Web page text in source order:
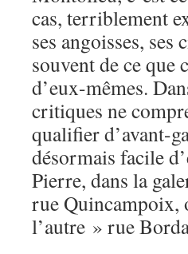
cas, terriblement
ses angoisses,
souvent de ce que
d’eux-mêmes.
critiques ne
qualifier d’avant-
désormais facile
Pierre, dans la
rue Quincampoix,
l’autre » rue